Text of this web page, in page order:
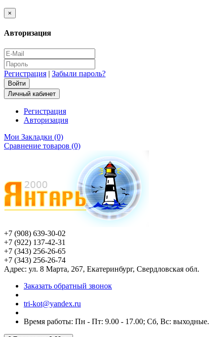
×
Авторизация
Регистрация | Забыли пароль?
Личный кабинет
Регистрация
Авторизация
Мои Закладки (0)
Сравнение товаров (0)
+7 (908) 639-30-02
+7 (922) 137-42-31
+7 (343) 256-26-65
+7 (343) 256-26-74
Адрес: ул. 8 Марта, 267, Екатеринбург, Свердловская обл.
Заказать обратный звонок
tri-kot@yandex.ru
Время работы: Пн - Пт: 9.00 - 17.00; Сб, Вс: выходные.